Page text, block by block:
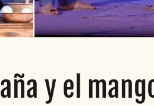
y el